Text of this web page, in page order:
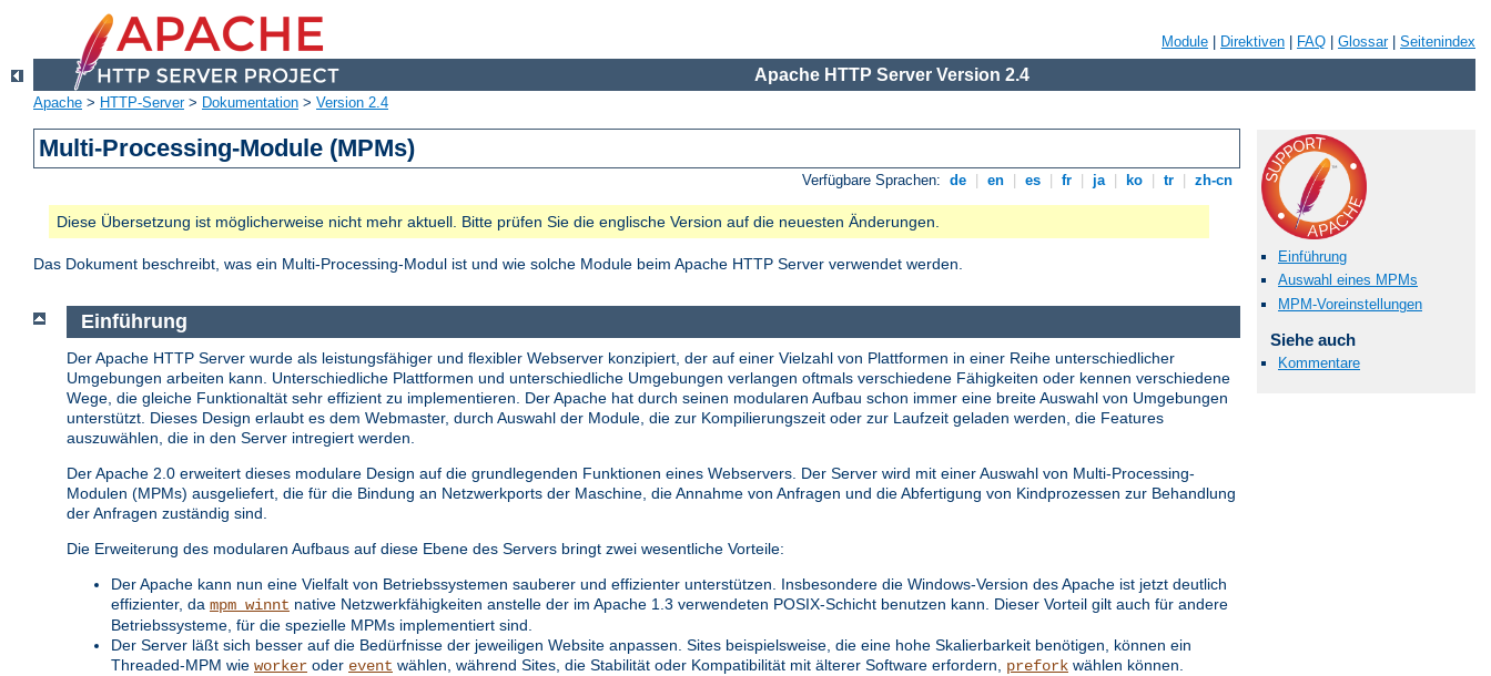
Module Direktiven FAQ Glossar| Seitenindex
Apache HTTP Server Version 2.4
Apache > HTTP-Server> Dokumentation > Version 2.4
Multi-Processing-Module (MPMs)
Verfügbare Sprachen: de en es fr ja ko tr zh-cn
Diese Übersetzung ist möglicherweise nicht mehr aktuell. Bitte prüfen Sie die englische Version auf die neuesten Änderungen.
Das Dokument beschreibt, was ein Multi-Processing-Modul ist und wie solche Module beim Apache HTTP Server verwendet werden.
Einführung
Auswahl eines MPMs
MPM-Voreinstellungen
Siehe auch
Kommentare
Einführung
Der Apache HTTP Server wurde als leistungsfähiger und flexibler Webserver konzipiert, der auf einer Vielzahl von Plattformen in einer Reihe unterschiedlicher
Umgebungen arbeiten kann. Unterschiedliche Plattformen und unterschiedliche Umgebungen verlangen oftmals verschiedene Fähigkeiten oder kennen verschiedene
Wege, die gleiche Funktionaltät sehr effizient zu implementieren. Der Apache hat durch seinen modularen Aufbau schon immer eine breite Auswahl von Umgebungen
unterstützt. Dieses Design erlaubt es dem Webmaster, durch Auswahl der Module, die zur Kompilierungszeit oder zur Laufzeit geladen werden, die Features
auszuwählen, die in den Server intregiert werden.
Der Apache 2.0 erweitert dieses modulare Design auf die grundlegenden Funktionen eines Webservers. Der Server wird mit einer Auswahl von Multi-Processing-
Modulen (MPMs) ausgeliefert, die für die Bindung an Netzwerkports der Maschine, die Annahme von Anfragen und die Abfertigung von Kindprozessen zur Behandlung
der Anfragen zuständig sind.
Die Erweiterung des modularen Aufbaus auf diese Ebene des Servers bringt zwei wesentliche Vorteile:
Der Apache kann nun eine Vielfalt von Betriebssystemen sauberer und effizienter unterstützen. Insbesondere die Windows-Version des Apache ist jetzt deutlich
effizienter, da mpm_winnt native Netzwerkfähigkeiten anstelle der im Apache 1.3 verwendeten POSIX-Schicht benutzen kann. Dieser Vorteil gilt auch für andere
Betriebssysteme, für die spezielle MPMs implementiert sind.
Der Server läßt sich besser auf die Bedürfnisse der jeweiligen Website anpassen. Sites beispielsweise, die eine hohe Skalierbarkeit benötigen, können ein
Threaded-MPM wie worker oder event wählen, während Sites, die Stabilität oder Kompatibilität mit älterer Software erfordern, prefork wählen können.